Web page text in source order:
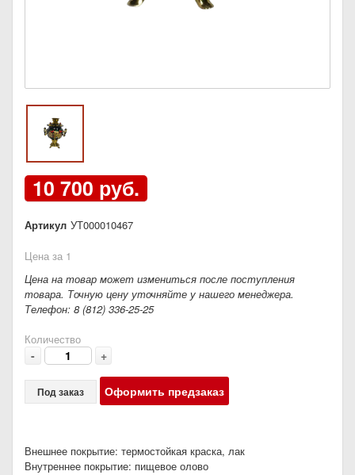
10 700 руб.
Артикул УТ000010467
Цена за 1
Цена на товар может измениться после поступления
товара. Точную цену уточняйте у нашего менеджера.
Телефон: 8 (812) 336-25-25
Количество
- +
Под заказ Оформить предзаказ
Внешнее покрытие: термостойкая краска, лак
Внутреннее покрытие: пищевое олово